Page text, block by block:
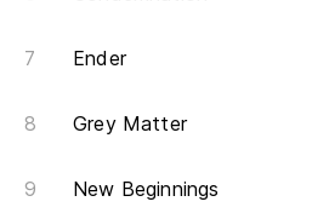
Ender
Grey Matter
New Beginnings